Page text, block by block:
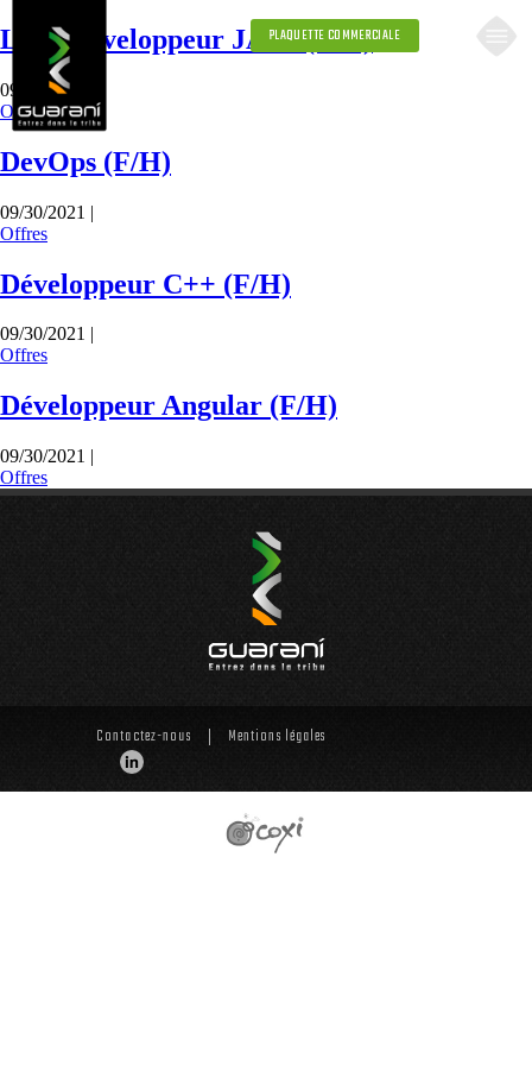
PLAQUETTE COMMERCIALE
Lead Développeur JAVA (F/H)
09/30/2021 |
Offres
DevOps (F/H)
09/30/2021 |
Offres
Développeur C++ (F/H)
09/30/2021 |
Offres
Développeur Angular (F/H)
09/30/2021 |
Offres
Contactez-nous Mentions légales